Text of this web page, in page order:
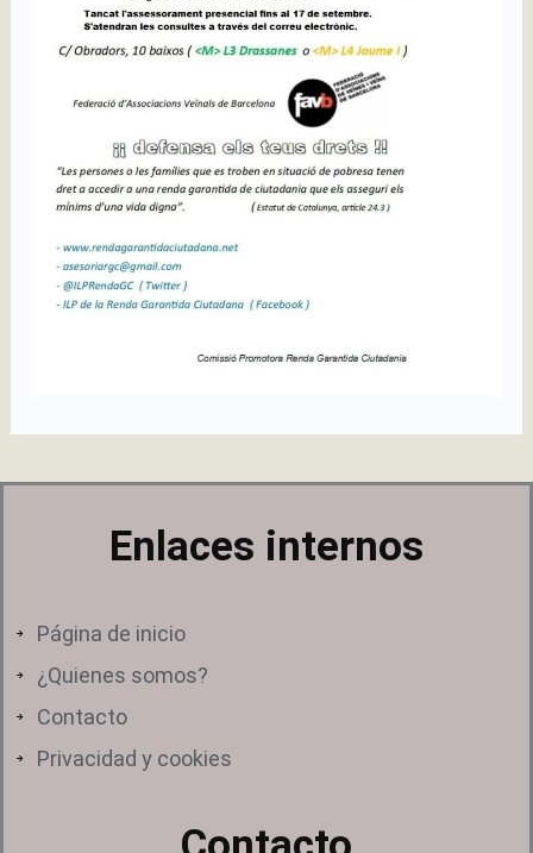
Enlaces internos
Página de inicio
¿Quienes somos?
Contacto
Privacidad y cookies